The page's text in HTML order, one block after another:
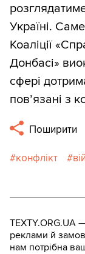
Україні.
Коаліції
Донбасі»
сфері
пов’язані з
Поширити
конфлікт
TEXTY.ORG.UA
реклами й
нам потрібна